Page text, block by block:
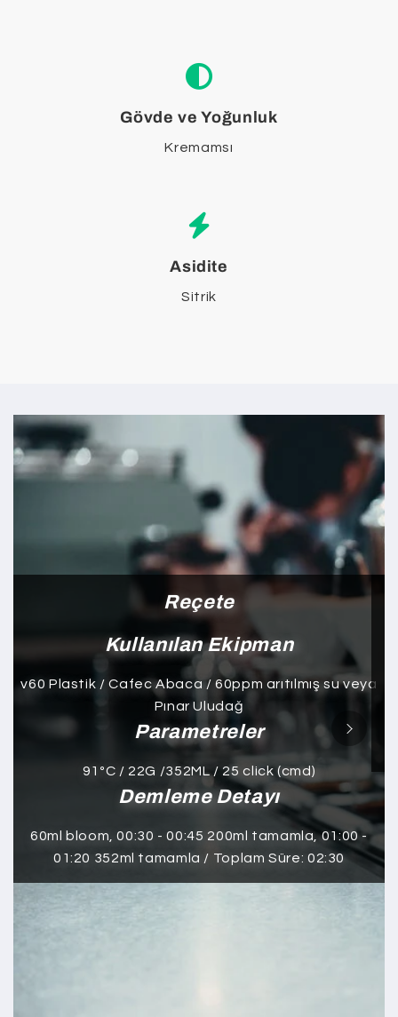
Gövde ve Yoğunluk
Kremamsı
Asidite
Sitrik
Reçete
Kullanılan Ekipman
v60 Plastik / Cafec Abaca / 60ppm arıtılmış su veya
Pınar Uludağ
Parametreler
91ºC / 22G /352ML / 25 click (cmd)
Demleme Detayı
60ml bloom, 00:30 - 00:45 200ml tamamla, 01:00 -
01:20 352ml tamamla / Toplam Süre: 02:30